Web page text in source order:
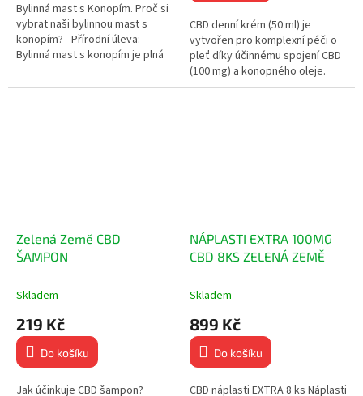
5
hvězdiček.
Bylinná mast s Konopím. Proč si
vybrat naši bylinnou mast s
konopím? - Přírodní úleva:
Bylinná mast s konopím je plná
vyráběno s láskou:...
CBD denní krém (50 ml) je
vytvořen pro komplexní péči o
pleť díky účinnému spojení CBD
(100 mg) a konopného oleje.
Hlavní Benefity Intenzivní
Zelená Země CBD
ŠAMPON
Skladem
219 Kč
Do košíku
Jak účinkuje CBD šampon?
NÁPLASTI EXTRA 100MG
CBD 8KS ZELENÁ ZEMĚ
Skladem
899 Kč
Do košíku
CBD náplasti EXTRA 8 ks Náplasti